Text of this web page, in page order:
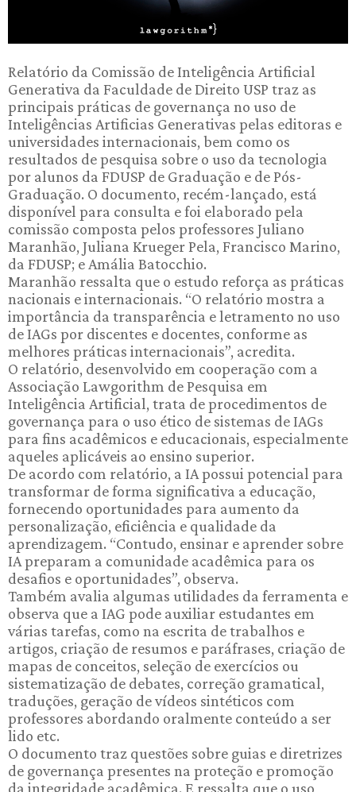
Relatório da Comissão de Inteligência Artificial
Generativa da Faculdade de Direito USP traz as
principais práticas de governança no uso de
Inteligências Artificias Generativas pelas editoras e
universidades internacionais, bem como os
resultados de pesquisa sobre o uso da tecnologia
por alunos da FDUSP de Graduação e de Pós-
Graduação. O documento, recém-lançado, está
disponível para consulta e foi elaborado pela
comissão composta pelos professores Juliano
Maranhão, Juliana Krueger Pela, Francisco Marino,
da FDUSP; e Amália Batocchio.
Maranhão ressalta que o estudo reforça as práticas
nacionais e internacionais. “O relatório mostra a
importância da transparência e letramento no uso
de IAGs por discentes e docentes, conforme as
melhores práticas internacionais”, acredita.
O relatório, desenvolvido em cooperação com a
Associação Lawgorithm de Pesquisa em
Inteligência Artificial, trata de procedimentos de
governança para o uso ético de sistemas de IAGs
para fins acadêmicos e educacionais, especialmente
aqueles aplicáveis ao ensino superior.
De acordo com relatório, a IA possui potencial para
transformar de forma significativa a educação,
fornecendo oportunidades para aumento da
personalização, eficiência e qualidade da
aprendizagem. “Contudo, ensinar e aprender sobre
IA preparam a comunidade acadêmica para os
desafios e oportunidades”, observa.
Também avalia algumas utilidades da ferramenta e
observa que a IAG pode auxiliar estudantes em
várias tarefas, como na escrita de trabalhos e
artigos, criação de resumos e paráfrases, criação de
mapas de conceitos, seleção de exercícios ou
sistematização de debates, correção gramatical,
traduções, geração de vídeos sintéticos com
professores abordando oralmente conteúdo a ser
lido etc.
O documento traz questões sobre guias e diretrizes
de governança presentes na proteção e promoção
da integridade acadêmica. E ressalta que o uso